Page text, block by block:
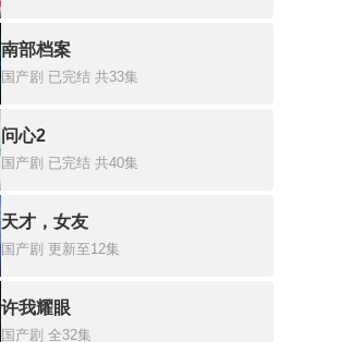
南部档案
国产剧 已完结 共33集
问心2
国产剧 已完结 共40集
天才，女友
国产剧 更新至12集
许我耀眼
国产剧 全32集